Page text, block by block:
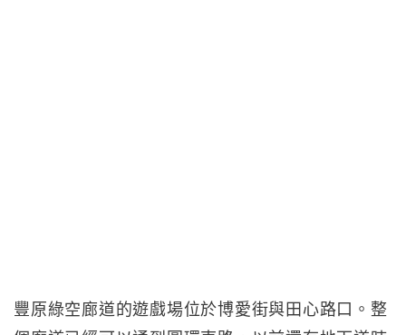
豐原綠空廊道的遊戲場位於博愛街與田心路口。整